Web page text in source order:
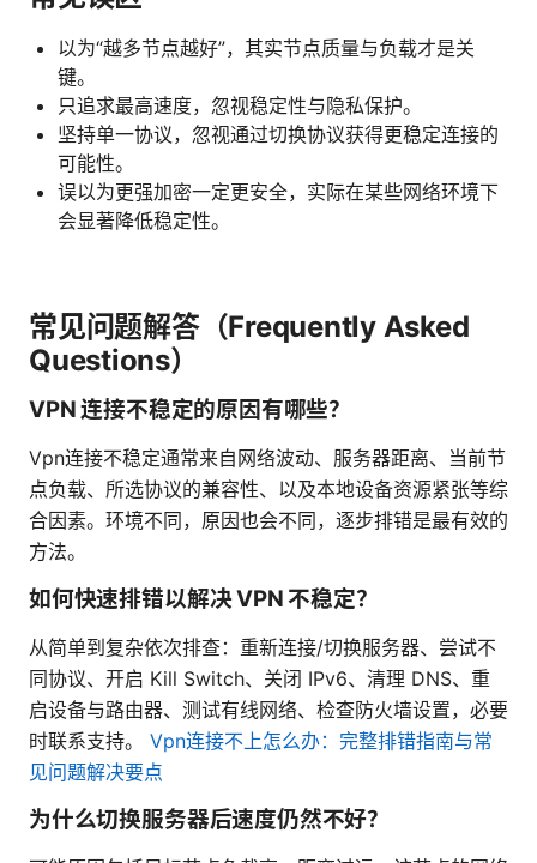
以为“越多节点越好”，其实节点质量与负载才是关
键。
只追求最高速度，忽视稳定性与隐私保护。
坚持单一协议，忽视通过切换协议获得更稳定连接的
可能性。
误以为更强加密一定更安全，实际在某些网络环境下
会显著降低稳定性。
常见问题解答（Frequently Asked
Questions）
VPN 连接不稳定的原因有哪些？
Vpn连接不稳定通常来自网络波动、服务器距离、当前节
点负载、所选协议的兼容性、以及本地设备资源紧张等综
合因素。环境不同，原因也会不同，逐步排错是最有效的
方法。
如何快速排错以解决 VPN 不稳定？
从简单到复杂依次排查：重新连接/切换服务器、尝试不
同协议、开启 Kill Switch、关闭 IPv6、清理 DNS、重
启设备与路由器、测试有线网络、检查防火墙设置，必要
时联系支持。 Vpn连接不上怎么办：完整排错指南与常
见问题解决要点
为什么切换服务器后速度仍然不好？